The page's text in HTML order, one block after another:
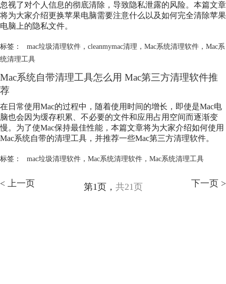
忽视了对个人信息的彻底清除，导致隐私泄露的风险。本篇文章
将为大家介绍更换苹果电脑需要注意什么以及如何完全清除苹果
电脑上的隐私文件。
标签： mac垃圾清理软件， cleanmymac清理 ， Mac系统清理软件， Mac系
统清理工具
Mac系统自带清理工具怎么用 Mac第三方清理软件推
荐
在日常使用Mac的过程中，随着使用时间的增长，即使是Mac电
脑也会因为缓存积累、不必要的文件和应用占用空间而逐渐变
慢。为了使Mac保持最佳性能，本篇文章将为大家介绍如何使用
Mac系统自带的清理工具，并推荐一些Mac第三方清理软件。
标签： mac垃圾清理软件， Mac系统清理软件， Mac系统清理工具
< 上一页 第1页， 共21页 下一页 >